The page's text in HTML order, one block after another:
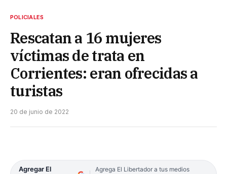
POLICIALES
Rescatan a 16 mujeres
víctimas de trata en
Corrientes: eran ofrecidas a
turistas
20 de junio de 2022
Agregar El
Agrega El Libertador a tus medios